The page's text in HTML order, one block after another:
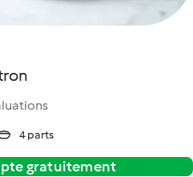
4 parts
gratuitement